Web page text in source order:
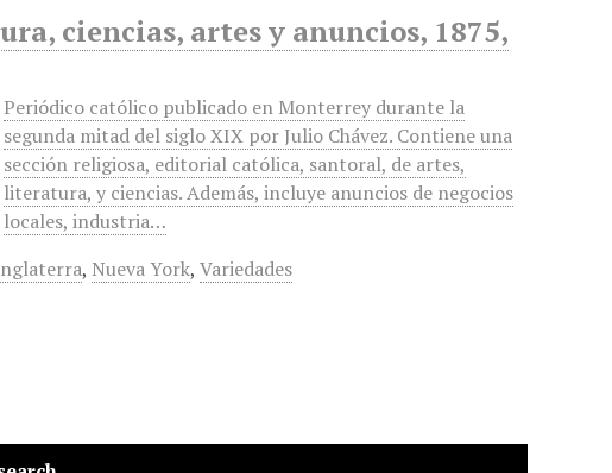
ciencias, artes y anuncios, 1875,
Periódico católico publicado en Monterrey durante la
segunda mitad del siglo XIX por Julio Chávez. Contiene una
sección religiosa, editorial católica, santoral, de artes,
literatura, y ciencias. Además, incluye anuncios de negocios
locales, industria…
, Nueva York,Variedades